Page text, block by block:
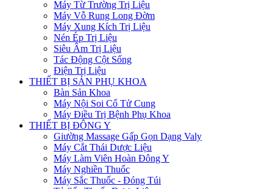
Máy Từ Trường Trị Liệu
Máy Vỗ Rung Long Đờm
Máy Xung Kích Trị Liệu
Nén Ép Trị Liệu
Siêu Âm Trị Liệu
Tác Động Cột Sống
Điện Trị Liệu
THIẾT BỊ SẢN PHỤ KHOA
Bàn Sản Khoa
Máy Nội Soi Cổ Tử Cung
Máy Điều Trị Bệnh Phụ Khoa
THIẾT BỊ ĐÔNG Y
Giường Massage Gấp Gọn Dạng Valy
Máy Cắt Thái Dược Liệu
Máy Làm Viên Hoàn Đông Y
Máy Nghiền Thuốc
Máy Sắc Thuốc - Đóng Túi